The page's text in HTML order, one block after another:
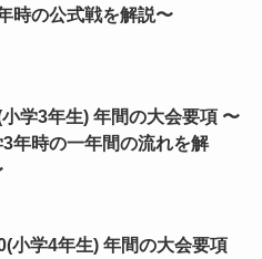
時の公式戦を解説〜
学3年生) 年間の大会要項 〜
年時の一年間の流れを解
小学4年生) 年間の大会要項